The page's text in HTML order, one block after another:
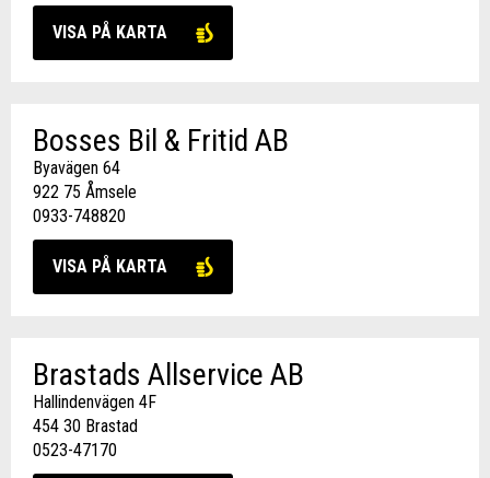
VISA PÅ KARTA
Bosses Bil & Fritid AB
Byavägen 64
922 75 Åmsele
0933-748820
VISA PÅ KARTA
Brastads Allservice AB
Hallindenvägen 4F
454 30 Brastad
0523-47170